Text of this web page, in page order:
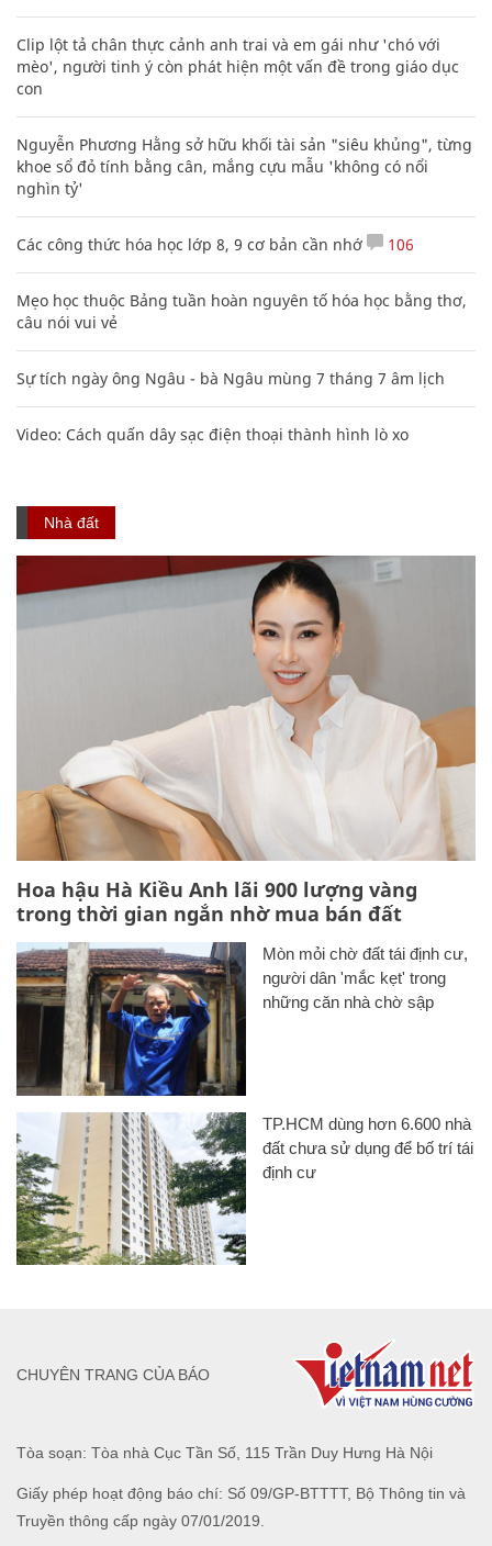
Clip lột tả chân thực cảnh anh trai và em gái như 'chó với
mèo', người tinh ý còn phát hiện một vấn đề trong giáo dục
con
Nguyễn Phương Hằng sở hữu khối tài sản "siêu khủng", từng
khoe sổ đỏ tính bằng cân, mắng cựu mẫu 'không có nổi
nghìn tỷ'
Các công thức hóa học lớp 8, 9 cơ bản cần nhớ 106
Mẹo học thuộc Bảng tuần hoàn nguyên tố hóa học bằng thơ,
câu nói vui vẻ
Sự tích ngày ông Ngâu - bà Ngâu mùng 7 tháng 7 âm lịch
Video: Cách quấn dây sạc điện thoại thành hình lò xo
Nhà đất
Hoa hậu Hà Kiều Anh lãi 900 lượng vàng
trong thời gian ngắn nhờ mua bán đất
Mòn mỏi chờ đất tái định cư,
người dân 'mắc kẹt' trong
những căn nhà chờ sập
TP.HCM dùng hơn 6.600 nhà
đất chưa sử dụng để bố trí tái
định cư
Tòa soạn: Tòa nhà Cục Tần Số, 115 Trần Duy Hưng Hà Nội
Giấy phép hoạt động báo chí: Số 09/GP-BTTTT, Bộ Thông tin và
Truyền thông cấp ngày 07/01/2019.
CHUYÊN TRANG CỦA BÁO